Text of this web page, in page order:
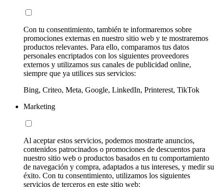
Con tu consentimiento, también te informaremos sobre
promociones externas en nuestro sitio web y te mostraremos
productos relevantes. Para ello, comparamos tus datos
personales encriptados con los siguientes proveedores
externos y utilizamos sus canales de publicidad online,
siempre que ya utilices sus servicios:
Bing, Criteo, Meta, Google, LinkedIn, Printerest, TikTok
Marketing
Al aceptar estos servicios, podemos mostrarte anuncios,
contenidos patrocinados o promociones de descuentos para
nuestro sitio web o productos basados en tu comportamiento
de navegación y compra, adaptados a tus intereses, y medir su
éxito. Con tu consentimiento, utilizamos los siguientes
servicios de terceros en este sitio web: